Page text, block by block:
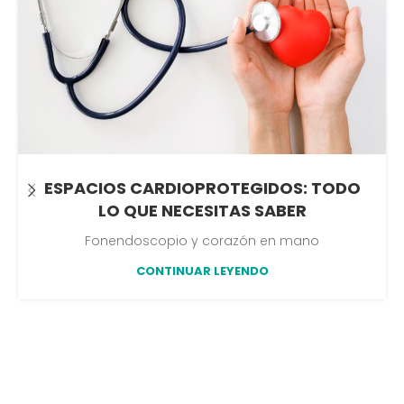
ESPACIOS CARDIOPROTEGIDOS: TODO
LO QUE NECESITAS SABER
Fonendoscopio y corazón en mano
CONTINUAR LEYENDO